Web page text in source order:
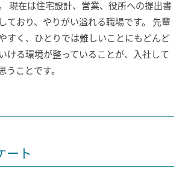
リフォーム
現在は住宅設計、営業、役所への提出書
ており、やりがい溢れる職場です。 先輩
すく、ひとりでは難しいことにもどんど
ける環境が整っていることが、入社して
うことです。
ート